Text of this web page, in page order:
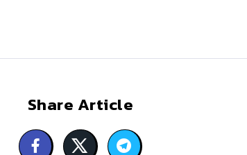
Share Article